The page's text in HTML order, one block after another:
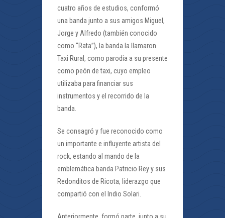
cuatro años de estudios, conformó
una banda junto a sus amigos Miguel,
Jorge y Alfredo (también conocido
como “Rata”), la banda la llamaron
Taxi Rural, como parodia a su presente
como peón de taxi, cuyo empleo
utilizaba para financiar sus
instrumentos y el recorrido de la
banda.
Se consagró y fue reconocido como
un importante e influyente artista del
rock, estando al mando de la
emblemática banda Patricio Rey y sus
Redonditos de Ricota, liderazgo que
compartió con el Indio Solari.